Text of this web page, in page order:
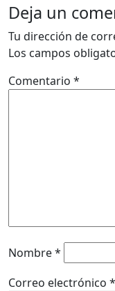
Deja un
Tu dirección de
Los campos
Comentario *
Nombre*
Correo electrónico *